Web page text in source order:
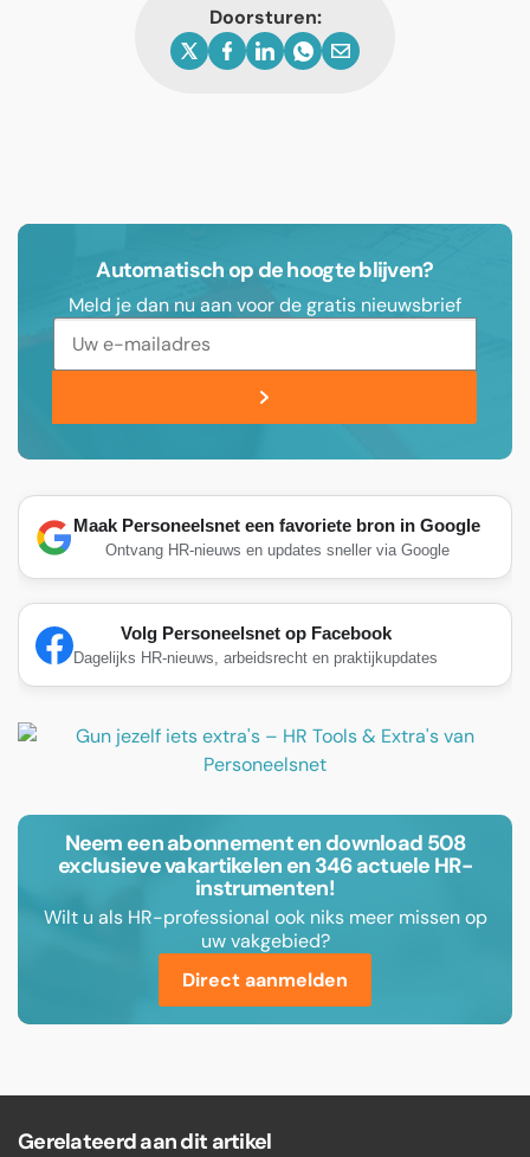
Doorsturen:
Automatisch op de hoogte blijven?
Meld je dan nu aan voor de gratis nieuwsbrief
Maak Personeelsnet een favoriete bron in Google
Ontvang HR-nieuws en updates sneller via Google
Volg Personeelsnet op Facebook
Dagelijks HR-nieuws, arbeidsrecht en praktijkupdates
Neem een abonnement en download 508
exclusieve vakartikelen en 346 actuele HR-
instrumenten!
Wilt u als HR-professional ook niks meer missen op
uw vakgebied?
Direct aanmelden
Gerelateerd aan dit artikel